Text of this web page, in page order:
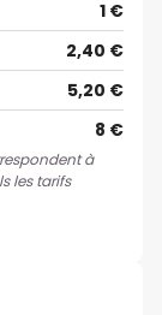
1 €
2,40 €
5,20 €
8 €
à
les tarifs